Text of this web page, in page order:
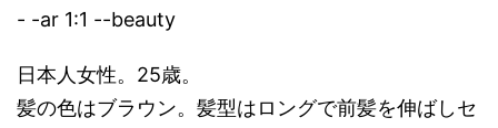
- -ar 1:1 --beauty
日本人女性。25歳。
髪の色はブラウン。髪型はロングで前髪を伸ばしセ